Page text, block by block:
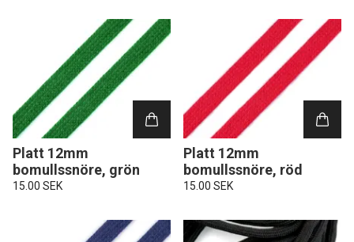
Platt 12mm
bomullssnöre, grön
15.00 SEK
Platt 12mm
bomullssnöre, röd
15.00 SEK